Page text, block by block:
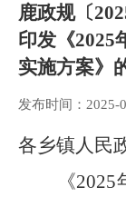
鹿政规〔
印发《2025
实施方案》
发布时间：2025-
各乡镇人民
《2025